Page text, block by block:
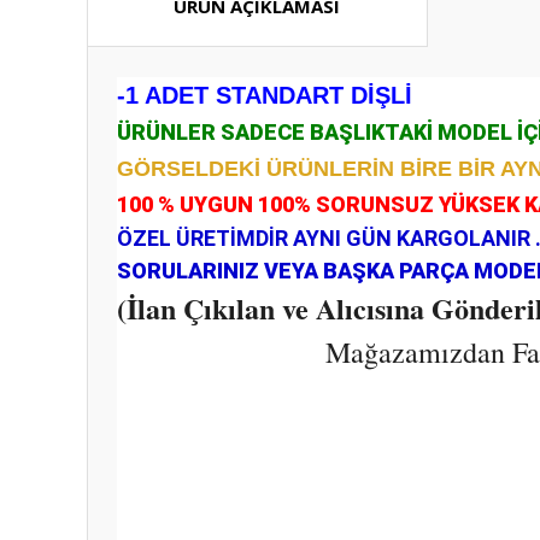
ÜRÜN AÇIKLAMASI
-1 ADET STANDART DİŞLİ
ÜRÜNLER SADECE BAŞLIKTAKİ MODEL
GÖRSELDEKİ ÜRÜNLERİN BİRE BİR
100 % UYGUN 100% SORUNSUZ YÜKSEK
ÖZEL ÜRETİMDİR AYNI GÜN KARGOLANIR .
SORULARINIZ VEYA BAŞKA PARÇA
(İlan Çıkılan ve Alıcısına
Mağazamızdan